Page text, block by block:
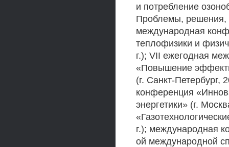
и потребление
Проблемы, решения,
международная
теплофизики и
г.); VII ежегодная
«Повышение
(г. Санкт-Петербург,
конференция
энергетики» (г.
г.); международная
ой международной